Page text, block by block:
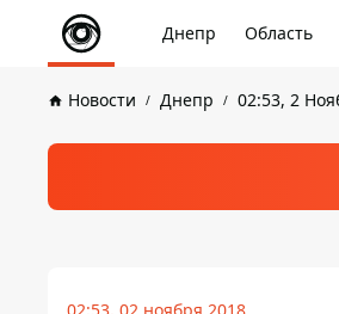
Днепр Область
Новости Днепр 02:53, 2